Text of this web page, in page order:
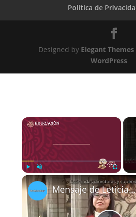
Política de
Designed by Elegant Themes
WordPress
×
Play Unmute Fullscreen
Mensaje de Leticia Ramírez para la Segunda Sesión Ordinaria del CTE 2023-2024: Supervisores y Directores